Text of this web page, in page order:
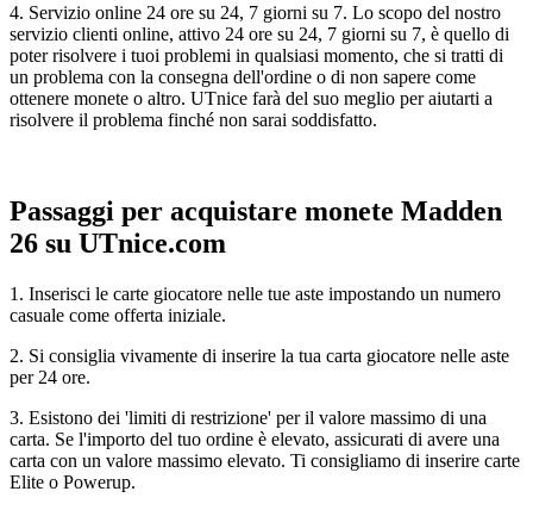
4. Servizio online 24 ore su 24, 7 giorni su 7. Lo scopo del nostro
servizio clienti online, attivo 24 ore su 24, 7 giorni su 7, è quello di
poter risolvere i tuoi problemi in qualsiasi momento, che si tratti di
un problema con la consegna dell'ordine o di non sapere come
ottenere monete o altro. UTnice farà del suo meglio per aiutarti a
risolvere il problema finché non sarai soddisfatto.
Passaggi per acquistare monete Madden
26 su UTnice.com
1. Inserisci le carte giocatore nelle tue aste impostando un numero
casuale come offerta iniziale.
2. Si consiglia vivamente di inserire la tua carta giocatore nelle aste
per 24 ore.
3. Esistono dei 'limiti di restrizione' per il valore massimo di una
carta. Se l'importo del tuo ordine è elevato, assicurati di avere una
carta con un valore massimo elevato. Ti consigliamo di inserire carte
Elite o Powerup.